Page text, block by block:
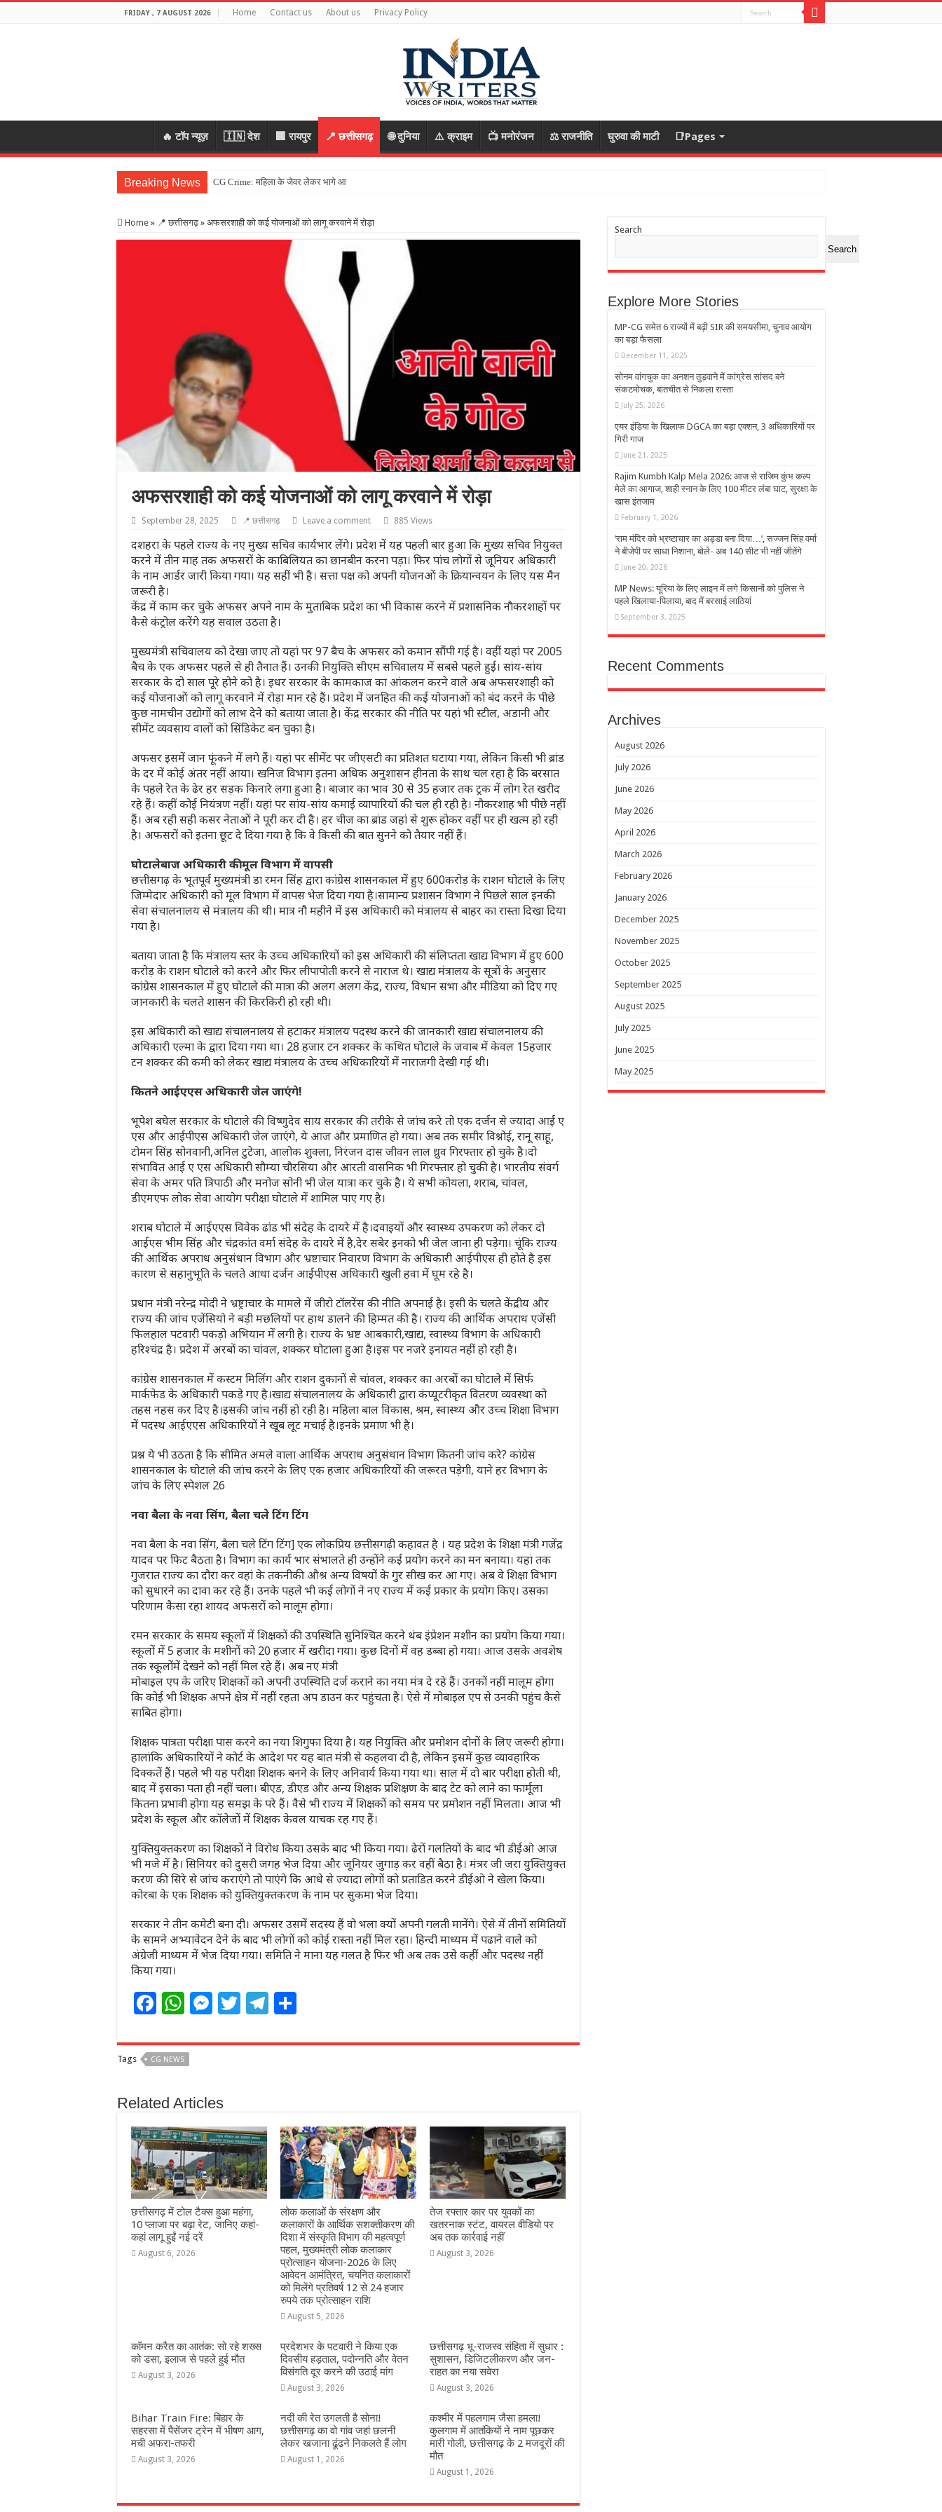
FRIDAY , 7 AUGUST 2026 Home Contact us About us Privacy Policy
🔥 टॉप न्यूज़ 🇮🇳 देश 🏢 रायपुर 📍 छत्तीसगढ़ 🌐 दुनिया ⚠️ क्राइम 📺 मनोरंजन ⚖️ राजनीति घुरुवा की माटी 📑Pages
Breaking News CG Crime: महिला के जेवर लेकर भागे आरोपी, रास्ता पूछकर बातों में उलझाया, फिर वारदात को द
Home » 📍 छत्तीसगढ़ » अफसरशाही को कई योजनाओं को लागू करवाने में रोड़ा
अफसरशाही को कई योजनाओं को लागू करवाने में रोड़ा
September 28, 2025 📍 छत्तीसगढ़ Leave a comment 885 Views
दशहरा के पहले राज्य के नए मुख्य सचिव कार्यभार लेंगे। प्रदेश में यह पहली बार हुआ कि मुख्य सचिव नियुक्त
करने में तीन माह तक अफसरों के काबिलियत का छानबीन करना पड़ा। फिर पांच लोगों से जूनियर अधिकारी
के नाम आर्डर जारी किया गया। यह सहीं भी है। सत्ता पक्ष को अपनी योजनओं के क्रियान्वयन के लिए यस मैन
जरूरी है।
केंद्र में काम कर चुके अफसर अपने नाम के मुताबिक प्रदेश का भी विकास करने में प्रशासनिक नाैकरशाहों पर
कैसे कंट्रोल करेंगे यह सवाल उठता है।
मुख्यमंत्री सचिवालय को देखा जाए तो यहां पर 97 बैच के अफसर को कमान सौंपी गई है। वहीं यहां पर 2005
बैच के एक अफसर पहले से ही तैनात हैं। उनकी नियुक्ति सीएम सचिवालय में सबसे पहले हुई। सांय-सांय
सरकार के दो साल पूरे होने को है। इधर सरकार के कामकाज का आंकलन करने वाले अब अफसरशाही को
कई योजनाओं को लागू करवाने में रोड़ा मान रहे हैं। प्रदेश में जनहित की कई योजनाओं को बंद करने के पीछे
कुछ नामचीन उद्योगों को लाभ देने को बताया जाता है। केंद्र सरकार की नीति पर यहां भी स्टील, अडानी और
सीमेंट व्यवसाय वालों को सिंडिकेट बन चुका है।
अफसर इसमें जान फूंकने में लगे हैं। यहां पर सीमेंट पर जीएसटी का प्रतिशत घटाया गया, लेकिन किसी भी ब्रांड
के दर में कोई अंतर नहीं आया। खनिज विभाग इतना अधिक अनुशासन हीनता के साथ चल रहा है कि बरसात
के पहले रेत के ढेर हर सड़क किनारे लगा हुआ है। बाजार का भाव 30 से 35 हजार तक ट्रक में लोग रेत खरीद
रहे हैं। कहीं कोई नियंत्रण नहीं। यहां पर सांय-सांय कमाई व्यापारियों की चल ही रही है। नौकरशाह भी पीछे नहीं
हैं। अब रही सही कसर नेताओं ने पूरी कर दी है। हर चीज का ब्रांड जहां से शुरू होकर वहीं पर ही खत्म हो रही
है। अफसरों को इतना छूट दे दिया गया है कि वे किसी की बात सुनने को तैयार नहीं हैं।
घोटालेबाज अधिकारी की मूल विभाग में वापसी
छत्तीसगढ़ के भूतपूर्व मुख्यमंत्री डा रमन सिंह द्वारा कांग्रेस शासनकाल में हुए 600करोड़ के राशन घोटाले के लिए
जिम्मेदार अधिकारी को मूल विभाग में वापस भेज दिया गया है।सामान्य प्रशासन विभाग ने पिछले साल इनकी
सेवा संचालनालय से मंत्रालय की थी। मात्र नौ महीने में इस अधिकारी को मंत्रालय से बाहर का रास्ता दिखा दिया
गया है।
बताया जाता है कि मंत्रालय स्तर के उच्च अधिकारियों को इस अधिकारी की संलिप्तता खाद्य विभाग में हुए 600
करोड़ के राशन घोटाले को करने और फिर लीपापोती करने से नाराज थे। खाद्य मंत्रालय के सूत्रों के अनुसार
कांग्रेस शासनकाल में हुए घोटाले की मात्रा की अलग अलग केंद्र, राज्य, विधान सभा और मीडिया को दिए गए
जानकारी के चलते शासन की किरकिरी हो रही थी।
इस अधिकारी को खाद्य संचालनालय से हटाकर मंत्रालय पदस्थ करने की जानकारी खाद्य संचालनालय की
अधिकारी एल्मा के द्वारा दिया गया था। 28 हजार टन शक्कर के कथित घोटाले के जवाब में केवल 15हजार
टन शक्कर की कमी को लेकर खाद्य मंत्रालय के उच्च अधिकारियों में नाराजगी देखी गई थी।
कितने आईएएस अधिकारी जेल जाएंगे!
भूपेश बघेल सरकार के घोटाले की विष्णुदेव साय सरकार की तरीके से जांच करे तो एक दर्जन से ज्यादा आई ए
एस और आईपीएस अधिकारी जेल जाएंगे, ये आज और प्रमाणित हो गया। अब तक समीर विश्नोई, रानू साहू,
टोमन सिंह सोनवानी,अनिल टुटेजा, आलोक शुक्ला, निरंजन दास जीवन लाल ध्रुव गिरफ्तार हो चुके है।दो
संभावित आई ए एस अधिकारी सौम्या चौरसिया और आरती वासनिक भी गिरफ्तार हो चुकी है। भारतीय संवर्ग
सेवा के अमर पति त्रिपाठी और मनोज सोनी भी जेल यात्रा कर चुके है। ये सभी कोयला, शराब, चांवल,
डीएमएफ लोक सेवा आयोग परीक्षा घोटाले में शामिल पाए गए है।
शराब घोटाले में आईएएस विवेक ढांड भी संदेह के दायरे में है।दवाइयों और स्वास्थ्य उपकरण को लेकर दो
आईएस भीम सिंह और चंद्रकांत वर्मा संदेह के दायरे में है,देर सबेर इनको भी जेल जाना ही पड़ेगा। चूंकि राज्य
की आर्थिक अपराध अनुसंधान विभाग और भ्रष्टाचार निवारण विभाग के अधिकारी आईपीएस ही होते है इस
कारण से सहानुभूति के चलते आधा दर्जन आईपीएस अधिकारी खुली हवा में घूम रहे है।
प्रधान मंत्री नरेन्द्र मोदी ने भ्रष्ट्राचार के मामले में जीरो टॉलरेंस की नीति अपनाई है। इसी के चलते केंद्रीय और
राज्य की जांच एजेंसियो ने बड़ी मछलियों पर हाथ डालने की हिम्मत की है। राज्य की आर्थिक अपराध एजेंसी
फिलहाल पटवारी पकड़ो अभियान में लगी है। राज्य के भ्रष्ट आबकारी,खाद्य, स्वास्थ्य विभाग के अधिकारी
हरिश्चंद्र है। प्रदेश में अरबों का चांवल, शक्कर घोटाला हुआ है।इस पर नजरे इनायत नहीं हो रही है।
कांग्रेस शासनकाल में कस्टम मिलिंग और राशन दुकानों से चांवल, शक्कर का अरबों का घोटाले में सिर्फ
मार्कफेड के अधिकारी पकड़े गए है।खाद्य संचालनालय के अधिकारी द्वारा कंप्यूटरीकृत वितरण व्यवस्था को
तहस नहस कर दिए है।इसकी जांच नहीं हो रही है। महिला बाल विकास, श्रम, स्वास्थ्य और उच्च शिक्षा विभाग
में पदस्थ आईएएस अधिकारियों ने खूब लूट मचाई है।इनके प्रमाण भी है।
प्रश्न ये भी उठता है कि सीमित अमले वाला आर्थिक अपराध अनुसंधान विभाग कितनी जांच करे? कांग्रेस
शासनकाल के घोटाले की जांच करने के लिए एक हजार अधिकारियों की जरूरत पड़ेगी, याने हर विभाग के
जांच के लिए स्पेशल 26
नवा बैला के नवा सिंग, बैला चले टिंग टिंग
नवा बैला के नवा सिंग, बैला चले टिंग टिंग] एक लोकप्रिय छत्तीसगढ़ी कहावत है । यह प्रदेश के शिक्षा मंत्री गजेंद्र
यादव पर फिट बैठता है। विभाग का कार्य भार संभालते ही उन्होंने कई प्रयोग करने का मन बनाया। यहां तक
गुजरात राज्य का दौरा कर वहां के तकनीकी औश्र अन्य विषयों के गुर सीख कर आ गए। अब वे शिक्षा विभाग
को सुधारने का दावा कर रहे हैं। उनके पहले भी कई लोगों ने नए राज्य में कई प्रकार के प्रयोग किए। उसका
परिणाम कैसा रहा शायद अफसरों को मालूम होगा।
रमन सरकार के समय स्कूलों में शिक्षकों की उपस्थिति सुनिश्चित करने थंब इंप्रेशन मशीन का प्रयोग किया गया।
स्कूलों में 5 हजार के मशीनों को 20 हजार में खरीदा गया। कुछ दिनों में वह डब्बा हो गया। आज उसके अवशेष
तक स्कूलोंमें देखने को नहीं मिल रहे हैं। अब नए मंत्री
मोबाइल एप के जरिए शिक्षकों को अपनी उपस्थिति दर्ज कराने का नया मंत्र दे रहे हैं। उनकों नहीं मालूम होगा
कि कोई भी शिक्षक अपने क्षेत्र में नहीं रहता अप डाउन कर पहुंचता है। ऐसे में मोबाइल एप से उनकी पहुंच कैसे
साबित होगा।
शिक्षक पात्रता परीक्षा पास करने का नया शिगुफा दिया है। यह नियुक्ति और प्रमोशन दोनों के लिए जरूरी होगा।
हालांकि अधिकारियों ने कोर्ट के आदेश पर यह बात मंत्री से कहलवा दी है, लेकिन इसमें कुछ व्यावहारिक
दिक्कतें हैं। पहले भी यह परीक्षा शिक्षक बनने के लिए अनिवार्य किया गया था। साल में दो बार परीक्षा होती थी,
बाद में इसका पता ही नहीं चला। बीएड, डीएड और अन्य शिक्षक प्रशिक्षण के बाद टेट को लाने का फार्मूला
कितना प्रभावी होगा यह समझ के परे हैं। वैसे भी राज्य में शिक्षकों को समय पर प्रमोशन नहीं मिलता। आज भी
प्रदेश के स्कूल और कॉलेजों में शिक्षक केवल याचक रह गए हैं।
युक्तियुक्तकरण का शिक्षकों ने विरोध किया उसके बाद भी किया गया। ढेरों गलतियों के बाद भी डीईओ आज
भी मजे में है। सिनियर को दुसरी जगह भेज दिया और जूनियर जुगाड़ कर वहीं बैठा है। मंत्रर जी जरा युक्तियुक्त
करण की सिरे से जांच कराएंगे तो पाएंगे कि आधे से ज्यादा लोगों को प्रताडित करने डीईओ ने खेला किया।
कोरबा के एक शिक्षक को युक्तियुक्तकरण के नाम पर सुकमा भेज दिया।
सरकार ने तीन कमेटी बना दी। अफसर उसमें सदस्य हैं वो भला क्यों अपनी गलती मानेंगे। ऐसे में तीनों समितियों
के सामने अभ्यावेदन देने के बाद भी लोगों को कोई रास्ता नहीं मिल रहा। हिन्दी माध्यम में पढाने वाले को
अंग्रेजी माध्यम में भेज दिया गया। समिति ने माना यह गलत है फिर भी अब तक उसे कहीं और पदस्थ नहीं
किया गया।
F
c
e
b
o
o
k
W
at
s
A
p
p
M
ss
n
g
e
r
T
itt
T
e ar
Tags CG NEWS
Related Articles
छत्तीसगढ़ में टोल टैक्स हुआ महंगा,
10 प्लाजा पर बढ़ा रेट, जानिए कहां-
कहां लागू हुईं नई दरें
August 6, 2026
लोक कलाओं के संरक्षण और
कलाकारों के आर्थिक सशक्तीकरण की
दिशा में संस्कृति विभाग की महत्वपूर्ण
पहल, मुख्यमंत्री लोक कलाकार
प्रोत्साहन योजना-2026 के लिए
आवेदन आमंत्रित, चयनित कलाकारों
को मिलेंगे प्रतिवर्ष 12 से 24 हजार
रुपये तक प्रोत्साहन राशि
August 5, 2026
तेज रफ्तार कार पर युवकों का
खतरनाक स्टंट, वायरल वीडियो पर
अब तक कार्रवाई नहीं
August 3, 2026
कॉमन करैत का आतंक: सो रहे शख्स
को डसा, इलाज से पहले हुई मौत
August 3, 2026
प्रदेशभर के पटवारी ने किया एक
दिवसीय हड़ताल, पदोन्नति और वेतन
विसंगति दूर करने की उठाई मांग
August 3, 2026
छत्तीसगढ़ भू-राजस्व संहिता में सुधार :
सुशासन, डिजिटलीकरण और जन-
राहत का नया सवेरा
August 3, 2026
Bihar Train Fire: बिहार के
सहरसा में पैसेंजर ट्रेन में भीषण आग,
मची अफरा-तफरी
August 3, 2026
नदी की रेत उगलती है सोना!
छत्तीसगढ़ का वो गांव जहां छलनी
लेकर खजाना ढूंढने निकलते हैं लोग
August 1, 2026
कश्‍मीर में पहलगाम जैसा हमला!
कुलगाम में आतंकियों ने नाम पूछकर
मारी गोली, छत्तीसगढ़ के 2 मजदूरों की
मौत
August 1, 2026
Search
Search
Explore More Stories
MP-CG समेत 6 राज्यों में बढ़ी SIR की समयसीमा, चुनाव आयोग
का बड़ा फैसला
December 11, 2025
सोनम वांगचुक का अनशन तुड़वाने में कांग्रेस सांसद बने
संकटमोचक, बातचीत से निकला रास्ता
July 25, 2026
एयर इंडिया के खिलाफ DGCA का बड़ा एक्शन, 3 अधिकारियों पर
गिरी गाज
June 21, 2025
Rajim Kumbh Kalp Mela 2026: आज से राजिम कुंभ कल्प
मेले का आगाज, शाही स्नान के लिए 100 मीटर लंबा घाट, सुरक्षा के
खास इंतजाम
February 1, 2026
‘राम मंदिर को भ्रष्टाचार का अड्डा बना दिया…’, सज्जन सिंह वर्मा
ने बीजेपी पर साधा निशाना, बोले- अब 140 सीट भी नहीं जीतेंगे
June 20, 2026
MP News: यूरिया के लिए लाइन में लगे किसानों को पुलिस ने
पहले खिलाया-पिलाया, बाद में बरसाई लाठियां
September 3, 2025
Recent Comments
Archives
August 2026
July 2026
June 2026
May 2026
April 2026
March 2026
February 2026
January 2026
December 2025
November 2025
October 2025
September 2025
August 2025
July 2025
June 2025
May 2025